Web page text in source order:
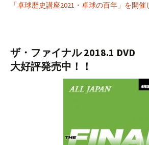
「卓球歴史講座2021・卓球の百年」を開催
ザ・ファイナル 2018.1 DVD
大好評発売中！！